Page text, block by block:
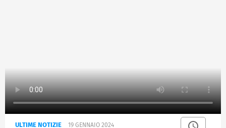
ULTIME NOTIZIE 19 GENNAIO 2024